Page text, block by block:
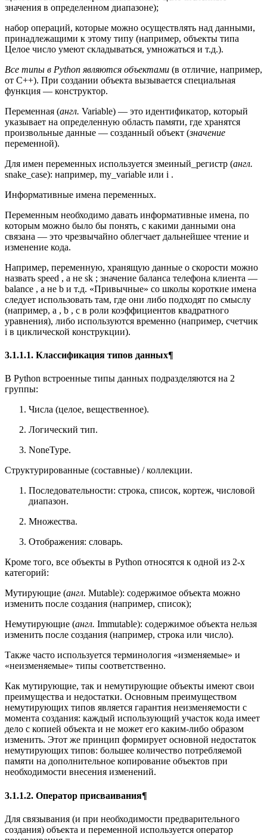
значения в определенном диапазоне);
набор операций, которые можно осуществлять над данными,
принадлежащими к этому типу (например, объекты типа
Целое число умеют складываться, умножаться и т.д.).
Все типы в Python являются объектами (в отличие, например,
от C++). При создании объекта вызывается специальная
функция — конструктор.
Переменная (англ. Variable) — это идентификатор, который
указывает на определенную область памяти, где хранятся
произвольные данные — созданный объект (значение
переменной).
Для имен переменных используется змеиный_регистр (англ.
snake_case): например, my_variable или i .
Информативные имена переменных.
Переменным необходимо давать информативные имена, по
которым можно было бы понять, с какими данными она
связана — это чрезвычайно облегчает дальнейшее чтение и
изменение кода.
Например, переменную, хранящую данные о скорости можно
назвать speed , а не sk ; значение баланса телефона клиента —
balance , а не b и т.д. «Привычные» со школы короткие имена
следует использовать там, где они либо подходят по смыслу
(например, a , b , c в роли коэффициентов квадратного
уравнения), либо используются временно (например, счетчик
i в циклической конструкции).
3.1.1.1. Классификация типов данных¶
В Python встроенные типы данных подразделяются на 2
группы:
Числа (целое, вещественное).
Логический тип.
NoneType.
Структурированные (составные) / коллекции.
Последовательности: строка, список, кортеж, числовой
диапазон.
Множества.
Отображения: словарь.
Кроме того, все объекты в Python относятся к одной из 2-х
категорий:
Мутирующие (англ. Mutable): содержимое объекта можно
изменить после создания (например, список);
Немутирующие (англ. Immutable): содержимое объекта нельзя
изменить после создания (например, строка или число).
Также часто используется терминология «изменяемые» и
«неизменяемые» типы соответственно.
Как мутирующие, так и немутирующие объекты имеют свои
преимущества и недостатки. Основным преимуществом
немутирующих типов является гарантия неизменяемости с
момента создания: каждый использующий участок кода имеет
дело с копией объекта и не может его каким-либо образом
изменить. Этот же принцип формирует основной недостаток
немутирующих типов: большее количество потребляемой
памяти на дополнительное копирование объектов при
необходимости внесения изменений.
3.1.1.2. Оператор присваивания¶
Для связывания (и при необходимости предварительного
создания) объекта и переменной используется оператор